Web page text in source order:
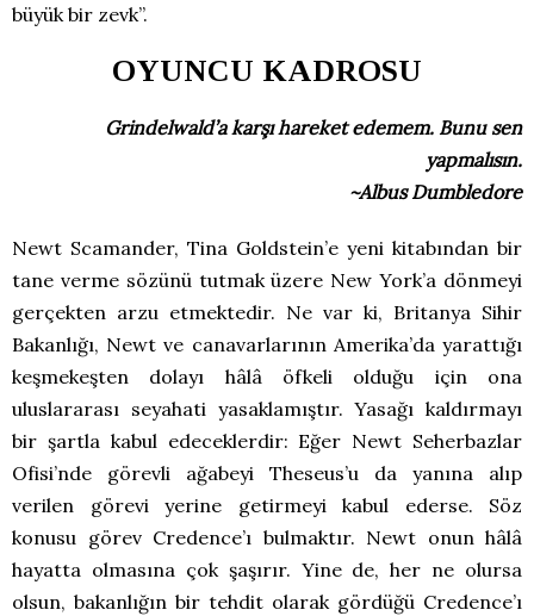
büyük bir zevk”.
OYUNCU KADROSU
Grindelwald’a karşı hareket edemem. Bunu sen
yapmalısın.
~Albus Dumbledore
Newt Scamander, Tina Goldstein’e yeni kitabından bir
tane verme sözünü tutmak üzere New York’a dönmeyi
gerçekten arzu etmektedir. Ne var ki, Britanya Sihir
Bakanlığı, Newt ve canavarlarının Amerika’da yarattığı
keşmekeşten dolayı hâlâ öfkeli olduğu için ona
uluslararası seyahati yasaklamıştır. Yasağı kaldırmayı
bir şartla kabul edeceklerdir: Eğer Newt Seherbazlar
Ofisi’nde görevli ağabeyi Theseus’u da yanına alıp
verilen görevi yerine getirmeyi kabul ederse. Söz
konusu görev Credence’ı bulmaktır. Newt onun hâlâ
hayatta olmasına çok şaşırır. Yine de, her ne olursa
olsun, bakanlığın bir tehdit olarak gördüğü Credence’ı